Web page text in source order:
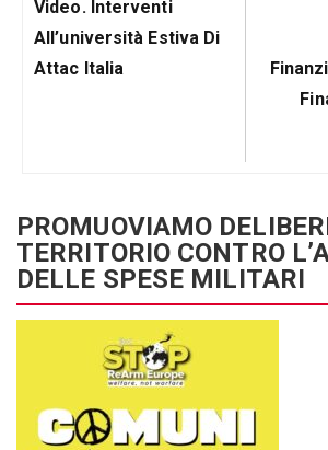
Articolo
Precedente:
Video. Interventi
All’università Estiva Di
Attac Italia
PROMUOVIAMO
TERRITORIO CONTRO
DELLE SPESE MILITARI